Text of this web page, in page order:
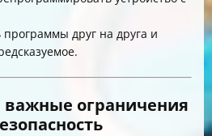
друг на друга и
важные ограничения